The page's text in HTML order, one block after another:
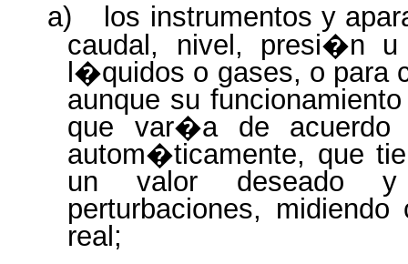
a)
los instrumentos y
caudal, nivel, presi�n
l�quidos o gases, o para
aunque su
que var�a de acuerdo
autom�ticamente, que
un valor deseado y
perturbaciones, midiendo
real;